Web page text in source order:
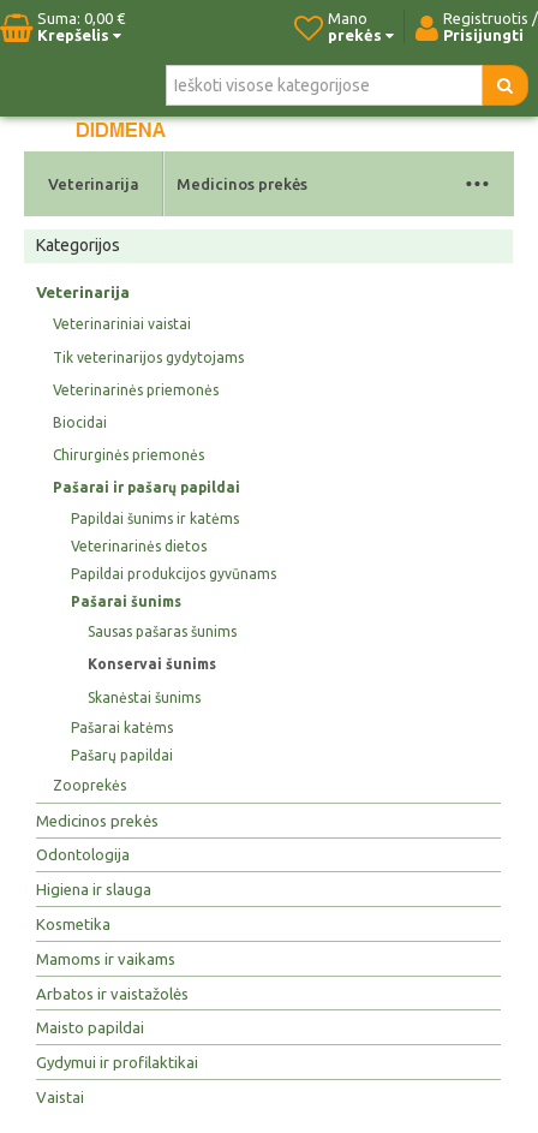
Suma: 0,00 €
Krepšelis
Registruotis /
Prisijungti
Mano
prekės
Pradžia Naujos prekės Kontaktai
Veterinarija Medicinos prekės ...
Kategorijos
Veterinarija
Veterinariniai vaistai
Tik veterinarijos gydytojams
Veterinarinės priemonės
Biocidai
Chirurginės priemonės
Pašarai ir pašarų papildai
Papildai šunims ir katėms
Veterinarinės dietos
Papildai produkcijos gyvūnams
Pašarai šunims
Sausas pašaras šunims
Konservai šunims
Skanėstai šunims
Pašarai katėms
Pašarų papildai
Zooprekės
Medicinos prekės
Odontologija
Higiena ir slauga
Kosmetika
Mamoms ir vaikams
Arbatos ir vaistažolės
Maisto papildai
Gydymui ir profilaktikai
Vaistai